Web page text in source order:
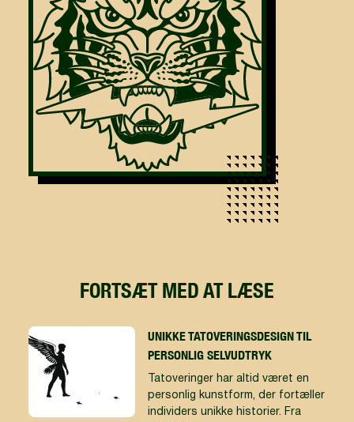
FORTSÆT MED AT LÆSE
UNIKKE TATOVERINGSDESIGN TIL
PERSONLIG SELVUDTRYK
Tatoveringer har altid været en
personlig kunstform, der fortæller
individers unikke historier. Fra